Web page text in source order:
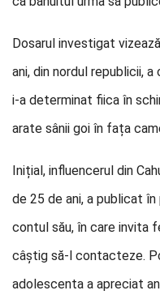
Dosarul investigat
ani, din nordul republicii,
i-a determinat fiica în
arate sânii goi în fața
Inițial, influencerul din
de 25 de ani, a publicat
contul său, în care invita
câștig să-l contacteze.
adolescenta a apreciat